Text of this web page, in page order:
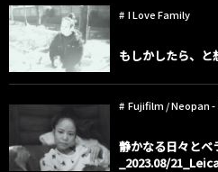
I Love Family
もしかしたら、
Fujifilm / Neopan -
静かなる日々とベ
_2023.08/